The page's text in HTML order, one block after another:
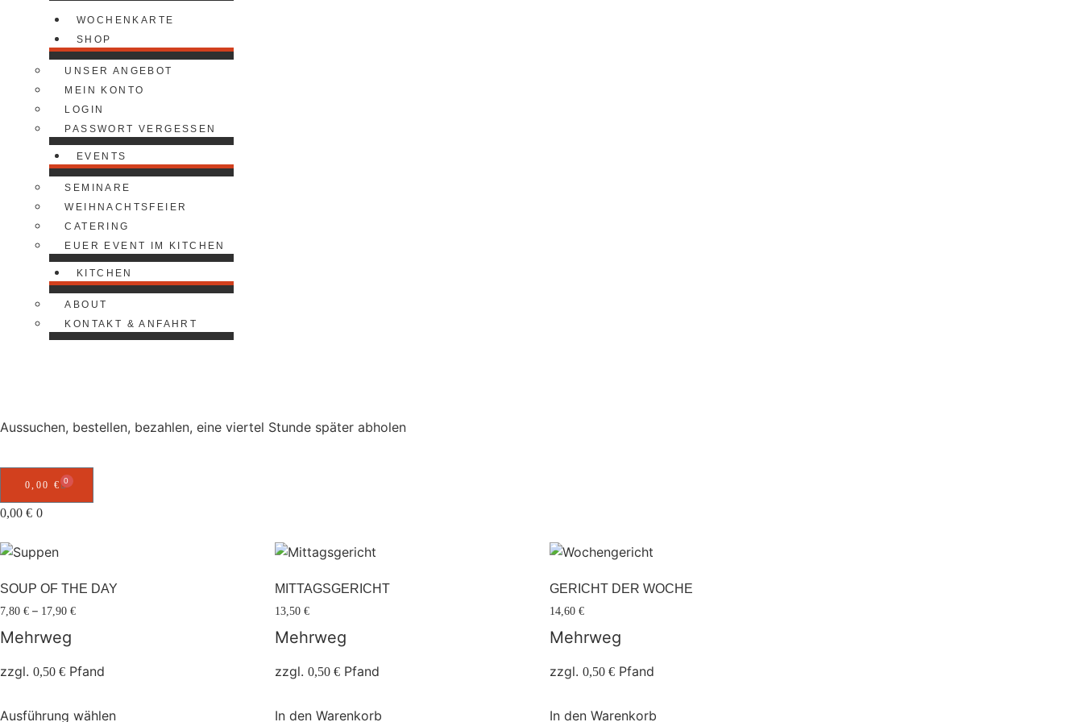
WOCHENKARTE
SHOP
UNSER ANGEBOT
MEIN KONTO
LOGIN
PASSWORT VERGESSEN
EVENTS
SEMINARE
WEIHNACHTSFEIER
CATERING
EUER EVENT IM KITCHEN
KITCHEN
ABOUT
KONTAKT & ANFAHRT
Aussuchen, bestellen, bezahlen, eine viertel Stunde später abholen
0,00 € 0
0,00 € 0
SOUP OF THE DAY
7,80 € – 17,90 €
Mehrweg
zzgl. 0,50 € Pfand
Ausführung wählen
MITTAGSGERICHT
13,50 €
Mehrweg
zzgl. 0,50 € Pfand
In den Warenkorb
GERICHT DER WOCHE
14,60 €
Mehrweg
zzgl. 0,50 € Pfand
In den Warenkorb